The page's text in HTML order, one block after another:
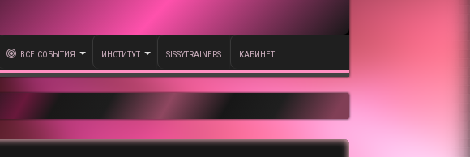
ВСЕ СОБЫТИЯ ИНСТИТУТ SISSYTRAINERS КАБИНЕТ